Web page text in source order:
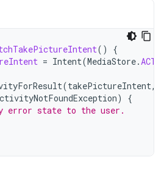
()
{
= Intent(MediaStore.
(takePictureIntent,
)
{
error state to the user.